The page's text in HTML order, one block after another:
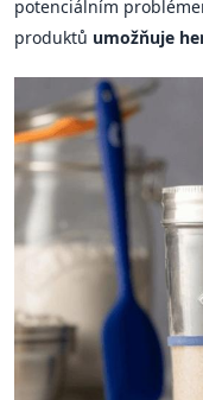
potenciálním
produktů umožňuje